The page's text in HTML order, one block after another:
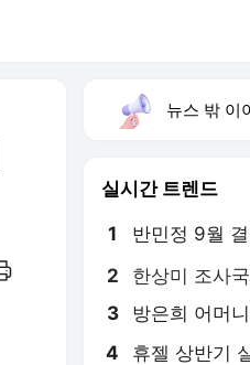
뉴스 밖 이야
실시간 트렌드
1 반민정 9월
2 한상미 조사
3 방은희 어머
4 휴젤 상반기